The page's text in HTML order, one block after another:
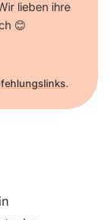
lieben ihre
😊
.